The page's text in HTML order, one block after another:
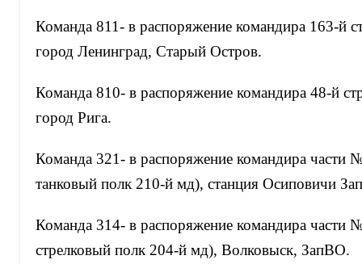
Команда 811- в распоряжение командира 163-й
город Ленинград, Старый Остров.
Команда 810- в распоряжение командира 48-й
город Рига.
Команда 321- в распоряжение командира части
танковый полк 210-й мд), станция Осиповичи
Команда 314- в распоряжение командира части
стрелковый полк 204-й мд), Волковыск, ЗапВО.